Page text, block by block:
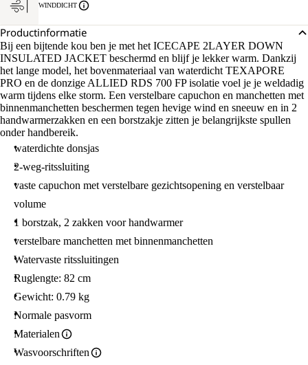
WINDDICHT
Productinformatie
Bij een bijtende kou ben je met het ICECAPE 2LAYER DOWN
INSULATED JACKET beschermd en blijf je lekker warm. Dankzij
het lange model, het bovenmateriaal van waterdicht TEXAPORE
PRO en de donzige ALLIED RDS 700 FP isolatie voel je je weldadig
warm tijdens elke storm. Een verstelbare capuchon en manchetten met
binnenmanchetten beschermen tegen hevige wind en sneeuw en in 2
handwarmerzakken en een borstzakje zitten je belangrijkste spullen
onder handbereik.
waterdichte donsjas
2-weg-ritssluiting
vaste capuchon met verstelbare gezichtsopening en verstelbaar
volume
1 borstzak, 2 zakken voor handwarmer
verstelbare manchetten met binnenmanchetten
Watervaste ritssluitingen
Ruglengte: 82 cm
Gewicht: 0.79 kg
Normale pasvorm
Materialen
Wasvoorschriften